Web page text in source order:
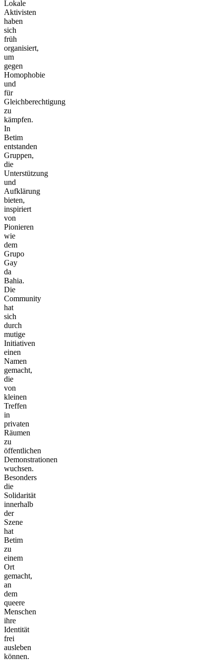
Lokale
Aktivisten
haben
sich
früh
organisiert,
um
gegen
Homophobie
und
für
Gleichberechtigung
zu
kämpfen.
In
Betim
entstanden
Gruppen,
die
Unterstützung
und
Aufklärung
bieten,
inspiriert
von
Pionieren
wie
dem
Grupo
Gay
da
Bahia.
Die
Community
hat
sich
durch
mutige
Initiativen
einen
Namen
gemacht,
die
von
kleinen
Treffen
in
privaten
Räumen
zu
öffentlichen
Demonstrationen
wuchsen.
Besonders
die
Solidarität
innerhalb
der
Szene
hat
Betim
zu
einem
Ort
gemacht,
an
dem
queere
Menschen
ihre
Identität
frei
ausleben
können.